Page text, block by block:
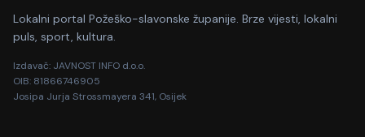
Lokalni portal Požeško-slavonske županije. Brze vijesti, lokalni
puls, sport, kultura.
Izdavač: JAVNOST INFO d.o.o.
OIB: 81866746905
Josipa Jurja Strossmayera 341, Osijek